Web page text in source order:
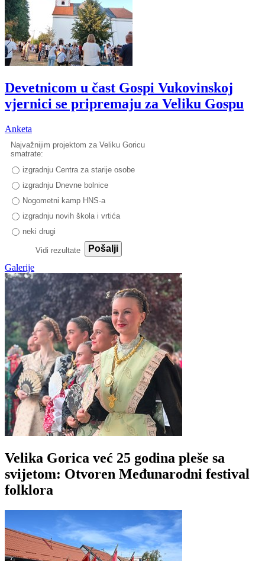
Devetnicom u čast Gospi Vukovinskoj
vjernici se pripremaju za Veliku Gospu
Anketa
Najvažnijim projektom za Veliku Goricu
smatrate:
izgradnju Centra za starije osobe
izgradnju Dnevne bolnice
Nogometni kamp HNS-a
izgradnju novih škola i vrtića
neki drugi
Vidi rezultate
Pošalji
Galerije
Velika Gorica već 25 godina pleše sa
svijetom: Otvoren Međunarodni festival
folklora